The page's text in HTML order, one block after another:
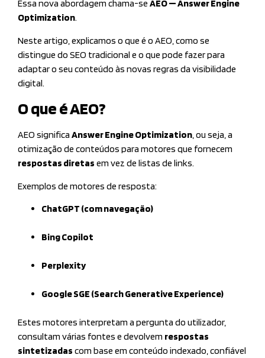
Essa nova abordagem chama-se AEO — Answer Engine
Optimization.
Neste artigo, explicamos o que é o AEO, como se
distingue do SEO tradicional e o que pode fazer para
adaptar o seu conteúdo às novas regras da visibilidade
digital.
O que é AEO?
AEO significa Answer Engine Optimization, ou seja, a
otimização de conteúdos para motores que fornecem
respostas diretas em vez de listas de links.
Exemplos de motores de resposta:
ChatGPT (com navegação)
Bing Copilot
Perplexity
Google SGE (Search Generative Experience)
Estes motores interpretam a pergunta do utilizador,
consultam várias fontes e devolvem respostas
sintetizadas com base em conteúdo indexado, confiável